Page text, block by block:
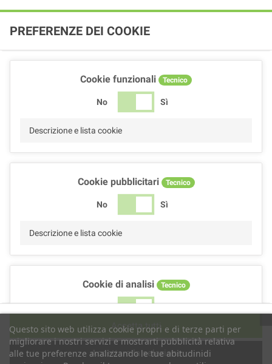
Questo sito web utilizza cookie propri e di terze parti per
migliorare i nostri servizi e mostrarti pubblicità relativa
alle tue preferenze analizzando le tue abitudinidi
PREFERENZE DEI COOKIE
Cookie funzionali Tecnico
No Sì
Descrizione e lista cookie
Cookie pubblicitari Tecnico
No Sì
Descrizione e lista cookie
Cookie di analisi Tecnico
No Sì
Descrizione e lista cookie
Accettare la selezione
Accetta tutti